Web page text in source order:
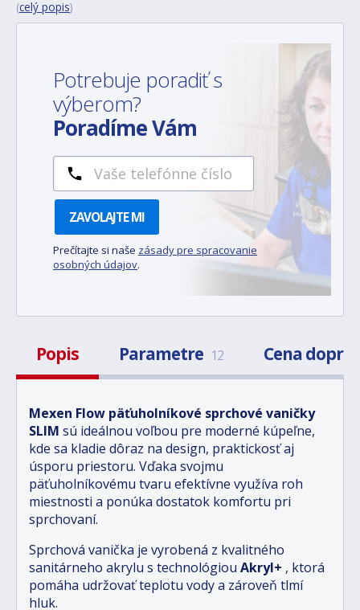
(celý popis)
Potrebuje poradiť s
výberom?
Poradíme Vám
ZAVOLAJTE MI
Prečítajte si naše zásady pre spracovanie
osobných údajov.
Popis Parametre 12 Cena
Mexen Flow päťuholníkové sprchové vaničky
SLIM sú ideálnou voľbou pre moderné kúpeľne,
kde sa kladie dôraz na design, praktickosť aj
úsporu priestoru. Vďaka svojmu
päťuholníkovému tvaru efektívne využíva roh
miestnosti a ponúka dostatok komfortu pri
sprchovaní.
Sprchová vanička je vyrobená z kvalitného
sanitárneho akrylu s technológiou Akryl+ , ktorá
pomáha udržovať teplotu vody a zároveň tlmí
hluk.